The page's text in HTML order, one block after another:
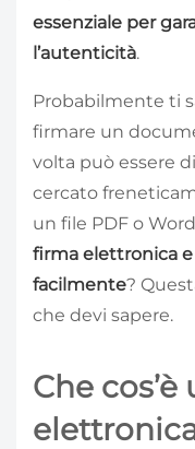
essenziale per
l’autenticità.
Probabilmente ti
firmare un
volta può essere
cercato
un file PDF o
firma elettronica
facilmente?
che devi sapere.
Che